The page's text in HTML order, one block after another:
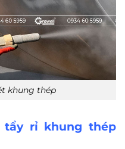
khung thép
tẩy rỉ khung thép